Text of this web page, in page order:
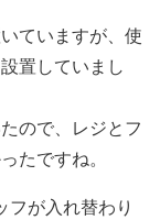
ていますが、使
置していまし
ので、レジとフ
たですね。
フが入れ替わり